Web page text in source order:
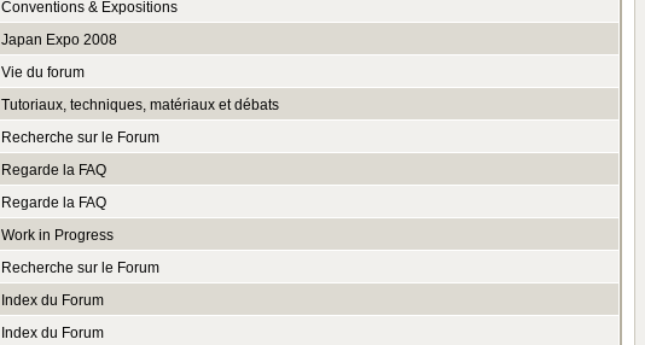
Conventions & Expositions
Japan Expo 2008
Vie du forum
Tutoriaux, techniques, matériaux et débats
Recherche sur le Forum
Regarde la FAQ
Regarde la FAQ
Work in Progress
Recherche sur le Forum
Index du Forum
Index du Forum